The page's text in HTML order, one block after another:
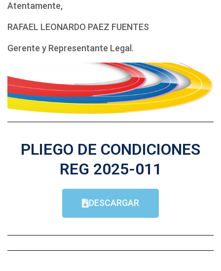
Atentamente,
RAFAEL LEONARDO PAEZ FUENTES
Gerente y Representante Legal.
PLIEGO DE CONDICIONES
REG 2025-011
DESCARGAR